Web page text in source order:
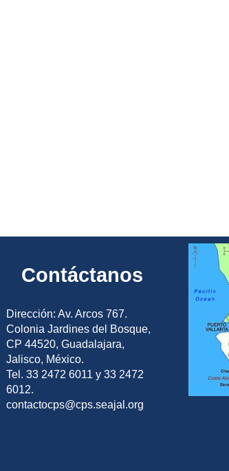
Contáctanos
Dirección: Av. Arcos 767.
Colonia Jardines del Bosque,
CP 44520, Guadalajara,
Jalisco, México.
Tel. 33 2472 6011 y 33 2472
6012.
contactocps@cps.seajal.org